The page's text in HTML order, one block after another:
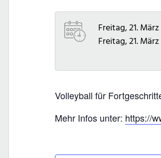
Freitag, 21.
Freitag, 21.
Volleyball für
Mehr Infos unter: https://